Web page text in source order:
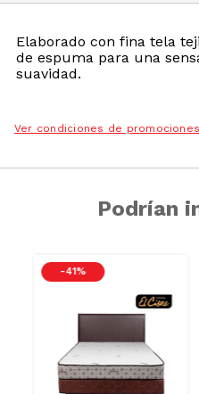
Elaborado con fina tela
de espuma para una
suavidad.
Ver condiciones de promociones
Podrían
-41 %